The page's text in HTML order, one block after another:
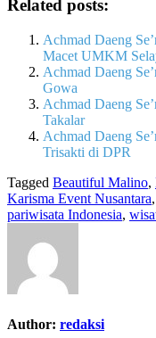
Related posts:
Achmad Daeng
Macet UMKM
Achmad Daeng
Gowa
Achmad Daeng
Takalar
Achmad Daeng
Trisakti di DPR
Tagged Beautiful Malino,
Karisma Event Nusantara,
pariwisata Indonesia,
Author: redaksi